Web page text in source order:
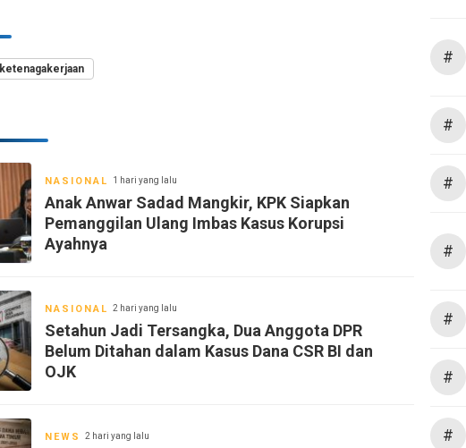
ketenagakerjaan
NASIONAL 1 hari yang lalu
Anak Anwar Sadad Mangkir, KPK Siapkan
Pemanggilan Ulang Imbas Kasus Korupsi
Ayahnya
NASIONAL 2 hari yang lalu
Setahun Jadi Tersangka, Dua Anggota DPR
Belum Ditahan dalam Kasus Dana CSR BI dan
OJK
NEWS 2 hari yang lalu
#
#
#
#
#
#
#